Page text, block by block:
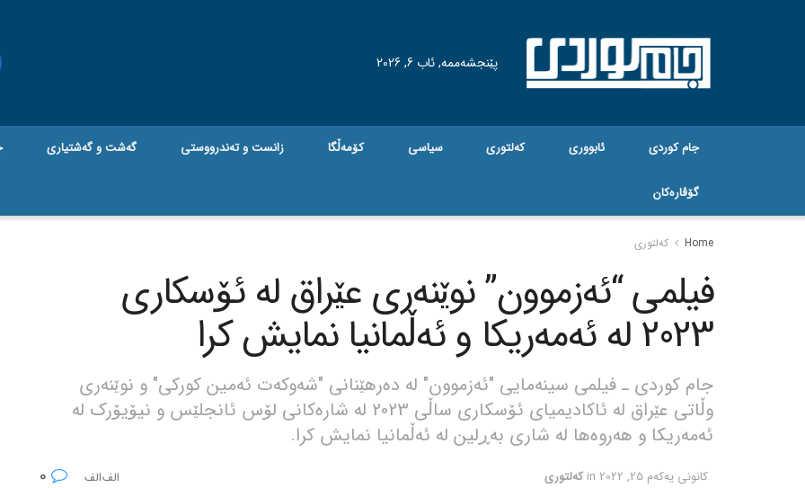
پێنجشەممە, ئاب 6, 2026
جام کوردی ئابووری کەلتوری سیاسی کۆمەڵگا زانست و تەندرووستی گه‌شت و گه‌شتیاری
گۆڤاره‌کان
Home کەلتوری
فیلمی “ئەزموون” نوێنەری عێراق لە ئۆسکاری
2023 لە ئەمەریکا و ئەڵمانیا نمایش کرا
جام کوردی ـ فیلمی سینەمایی "ئەزموون" لە دەرهێنانی "شەوکەت ئەمین کورکی" و نوێنەری
وڵاتی عێراق لە ئاکادیمیای ئۆسکاری ساڵی 2023 لە شارەکانی لۆس ئانجلێس و نیۆیۆرک لە
ئەمەریکا و هەروەها لە شاری بەڕلین لە ئەڵمانیا نمایش کرا.
كانونی یه‌كه‌م 25, 2022 in کەلتوری